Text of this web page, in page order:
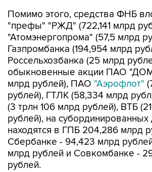
Помимо этого, средства ФНБ
"префы" "РЖД" (722,141 млрд
"Атомэнергопрома" (57,5 млрд
Газпромбанка (194,954 млрд
Россельхозбанка (25 млрд
обыкновенные акции ПАО
млрд рублей), ПАО "Аэрофлот"
рублей), ГТЛК (58,334 млрд
(3 трлн 106 млрд рублей), ВТБ
рублей), на субординированных
находятся в ГПБ 204,286 млрд
Сбербанке - 94,423 млрд
млрд рублей и Совкомбанке -
рублей.